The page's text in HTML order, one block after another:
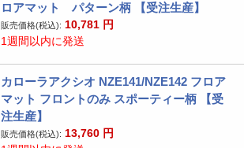
ロアマット パターン柄 【受注生産】
販売価格(税込): 10,781 円
1週間以内に発送
カローラアクシオ NZE141/NZE142 フロア
マット フロントのみ スポーティー柄 【受
注生産】
販売価格(税込): 13,760 円